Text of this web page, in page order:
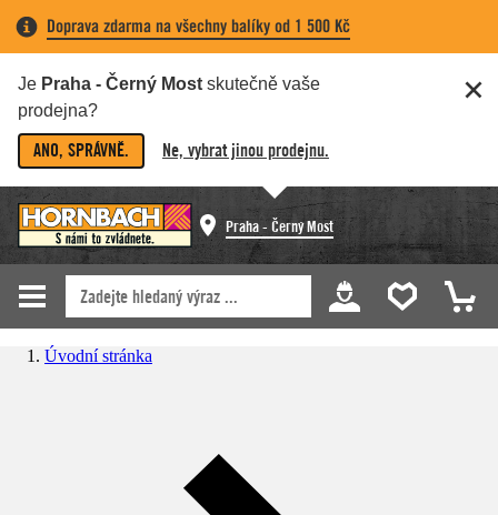
Doprava zdarma na všechny balíky od 1 500 Kč
Je Praha - Černý Most skutečně vaše
prodejna?
ANO, SPRÁVNĚ. Ne, vybrat jinou prodejnu.
Praha - Černý Most
Úvodní stránka